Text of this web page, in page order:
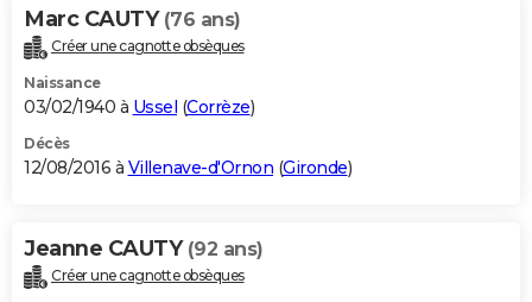
Marc CAUTY (76 ans)
Créer une cagnotte obsèques
Naissance
03/02/1940 à Ussel (Corrèze)
Décès
12/08/2016 à Villenave-d'Ornon (Gironde)
Jeanne CAUTY (92 ans)
Créer une cagnotte obsèques